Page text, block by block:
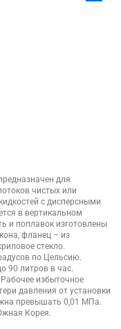
для
чистых или
с дисперсными
в вертикальном
и поплавок изготовлены
фланец – из
стекло.
по Цельсию.
90 литров в час.
избыточное
давления от установки
превышать 0,01 МПа.
Корея.